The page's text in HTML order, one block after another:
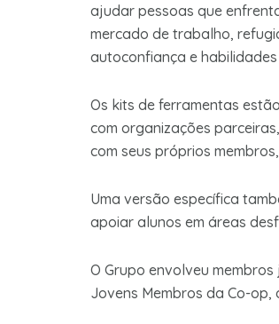
ajudar pessoas que
mercado de trabalho,
autoconfiança e
Os kits de ferramentas
com organizações
com seus próprios
Uma versão específica
apoiar alunos em áreas
O Grupo envolveu
Jovens Membros da Co-